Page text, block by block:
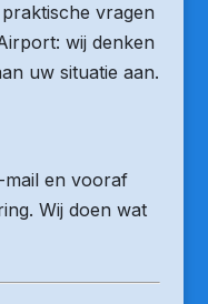
vragen
wij denken
uw situatie aan.
en vooraf
Wij doen wat